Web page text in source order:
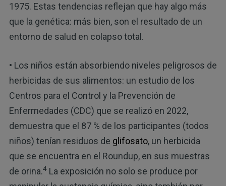
1975. Estas tendencias reflejan que hay algo más
que la genética: más bien, son el resultado de un
entorno de salud en colapso total.
• Los niños están absorbiendo niveles peligrosos de
herbicidas de sus alimentos: un estudio de los
Centros para el Control y la Prevención de
Enfermedades (CDC) que se realizó en 2022,
demuestra que el 87 % de los participantes (todos
niños) tenían residuos de glifosato, un herbicida
que se encuentra en el Roundup, en sus muestras
de orina.4La exposición no solo se produce por